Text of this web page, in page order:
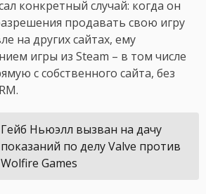
конкретный случай: когда он
продавать свою игру
на других сайтах, ему
игры из Steam – в том числе
с собственного сайта, без
Гейб Ньюэлл вызван на дачу
показаний по делу Valve против
Wolfire Games